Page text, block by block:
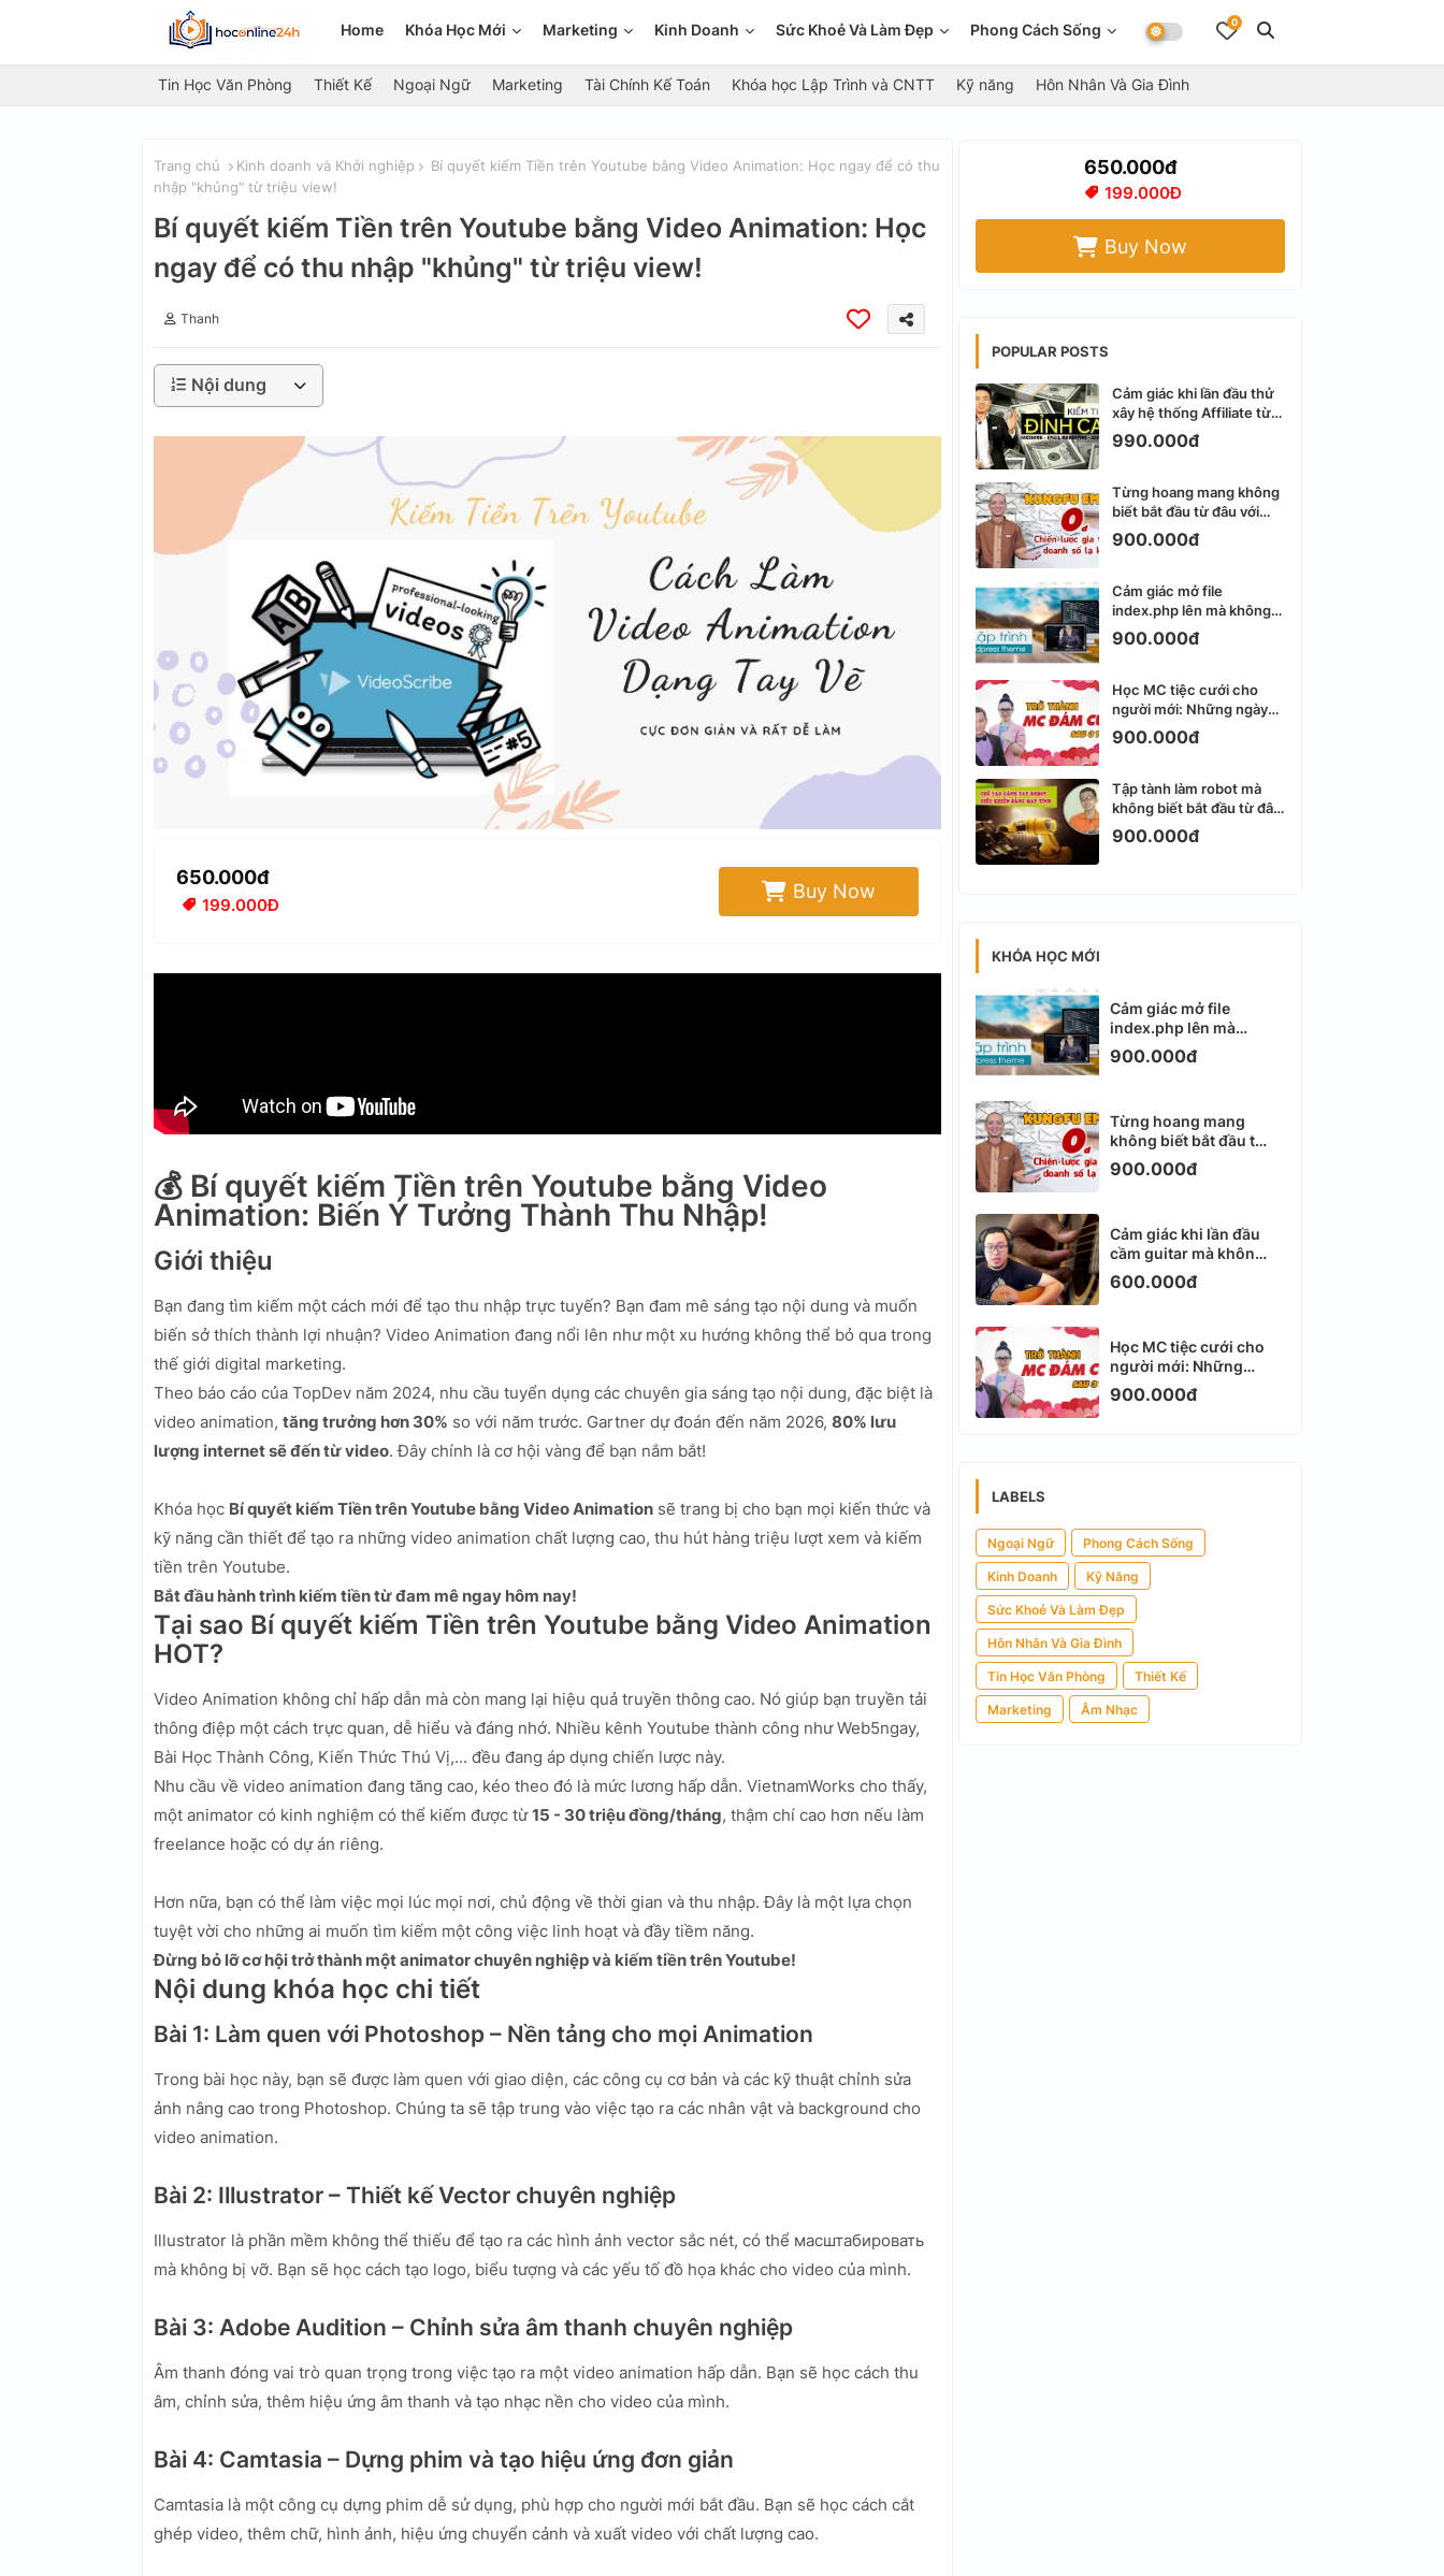
Home Khóa Học Mới Marketing Kinh Doanh Sức Khoẻ Và Làm Đẹp Phong Cách Sống 0
Tin Học Văn Phòng Thiết Kế Ngoại Ngữ Marketing Tài Chính Kế Toán Khóa học Lập Trình và CNTT Kỹ năng Hôn Nhân Và Gia Đình
Trang chủ Kinh doanh và Khởi nghiệp
Bí quyết kiếm Tiền trên Youtube bằng Video Animation: Học ngay để có thu
nhập "khủng" từ triệu view!
Bí quyết kiếm Tiền trên Youtube bằng Video Animation: Học
ngay để có thu nhập "khủng" từ triệu view!
Thanh
Nội dung
650.000đ
199.000Đ
Buy Now
💰 Bí quyết kiếm Tiền trên Youtube bằng Video
Animation: Biến Ý Tưởng Thành Thu Nhập!
Giới thiệu
Bạn đang tìm kiếm một cách mới để tạo thu nhập trực tuyến? Bạn đam mê sáng tạo nội dung và muốn
biến sở thích thành lợi nhuận? Video Animation đang nổi lên như một xu hướng không thể bỏ qua trong
thế giới digital marketing.
Theo báo cáo của TopDev năm 2024, nhu cầu tuyển dụng các chuyên gia sáng tạo nội dung, đặc biệt là
video animation, tăng trưởng hơn 30% so với năm trước. Gartner dự đoán đến năm 2026, 80% lưu
lượng internet sẽ đến từ video. Đây chính là cơ hội vàng để bạn nắm bắt!
Khóa học Bí quyết kiếm Tiền trên Youtube bằng Video Animation sẽ trang bị cho bạn mọi kiến thức và
kỹ năng cần thiết để tạo ra những video animation chất lượng cao, thu hút hàng triệu lượt xem và kiếm
tiền trên Youtube.
Bắt đầu hành trình kiếm tiền từ đam mê ngay hôm nay!
Tại sao Bí quyết kiếm Tiền trên Youtube bằng Video Animation
HOT?
Video Animation không chỉ hấp dẫn mà còn mang lại hiệu quả truyền thông cao. Nó giúp bạn truyền tải
thông điệp một cách trực quan, dễ hiểu và đáng nhớ. Nhiều kênh Youtube thành công như Web5ngay,
Bài Học Thành Công, Kiến Thức Thú Vị,... đều đang áp dụng chiến lược này.
Nhu cầu về video animation đang tăng cao, kéo theo đó là mức lương hấp dẫn. VietnamWorks cho thấy,
một animator có kinh nghiệm có thể kiếm được từ15 - 30 triệu đồng/tháng, thậm chí cao hơn nếu làm
freelance hoặc có dự án riêng.
Hơn nữa, bạn có thể làm việc mọi lúc mọi nơi, chủ động về thời gian và thu nhập. Đây là một lựa chọn
tuyệt vời cho những ai muốn tìm kiếm một công việc linh hoạt và đầy tiềm năng.
Đừng bỏ lỡ cơ hội trở thành một animator chuyên nghiệp và kiếm tiền trên Youtube!
Nội dung khóa học chi tiết
Bài 1: Làm quen với Photoshop – Nền tảng cho mọi Animation
Trong bài học này, bạn sẽ được làm quen với giao diện, các công cụ cơ bản và các kỹ thuật chỉnh sửa
ảnh nâng cao trong Photoshop. Chúng ta sẽ tập trung vào việc tạo ra các nhân vật và background cho
video animation.
Bài 2: Illustrator – Thiết kế Vector chuyên nghiệp
Illustrator là phần mềm không thể thiếu để tạo ra các hình ảnh vector sắc nét, có thể масштабировать
mà không bị vỡ. Bạn sẽ học cách tạo logo, biểu tượng và các yếu tố đồ họa khác cho video của mình.
Bài 3: Adobe Audition – Chỉnh sửa âm thanh chuyên nghiệp
Âm thanh đóng vai trò quan trọng trong việc tạo ra một video animation hấp dẫn. Bạn sẽ học cách thu
âm, chỉnh sửa, thêm hiệu ứng âm thanh và tạo nhạc nền cho video của mình.
Bài 4: Camtasia – Dựng phim và tạo hiệu ứng đơn giản
Camtasia là một công cụ dựng phim dễ sử dụng, phù hợp cho người mới bắt đầu. Bạn sẽ học cách cắt
ghép video, thêm chữ, hình ảnh, hiệu ứng chuyển cảnh và xuất video với chất lượng cao.
650.000đ
199.000Đ
Buy Now
POPULAR POSTS
Cảm giác khi lần đầu thử
xây hệ thống Affiliate từ
Facebook cá nhân
990.000đ
Từng hoang mang không
biết bắt đầu từ đâu với
Email Marketing
900.000đ
Cảm giác mở file
index.php lên mà không
biết viết gì tiếp theo
900.000đ
Học MC tiệc cưới cho
người mới: Những ngày
đầu thực sự khá ngợp
900.000đ
Tập tành làm robot mà
không biết bắt đầu từ đâu
thì dễ nản thật
900.000đ
KHÓA HỌC MỚI
Cảm giác mở file
index.php lên mà
không biết viết gì tiếp
theo
900.000đ
Từng hoang mang
không biết bắt đầu từ
đâu với Email
Marketing
900.000đ
Cảm giác khi lần đầu
cầm guitar mà không
biết bắt đầu từ đâu
600.000đ
Học MC tiệc cưới cho
người mới: Những
ngày đầu thực sự khá
ngợp
900.000đ
LABELS
Ngoại Ngữ Phong Cách Sống
Kinh Doanh Kỹ Năng
Sức Khoẻ Và Làm Đẹp
Hôn Nhân Và Gia Đình
Tin Học Văn Phòng Thiết Kế
Marketing Âm Nhạc